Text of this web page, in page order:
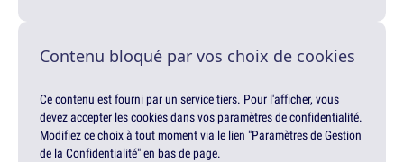
Contenu bloqué par vos choix de cookies
Ce contenu est fourni par un service tiers. Pour l'afficher, vous
devez accepter les cookies dans vos paramètres de confidentialité.
Modifiez ce choix à tout moment via le lien "Paramètres de Gestion
de la Confidentialité" en bas de page.